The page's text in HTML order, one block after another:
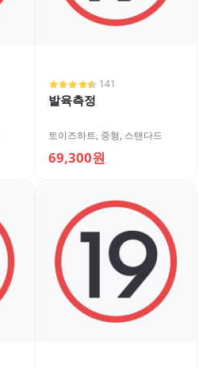
141
발육측정
토이즈하트, 중형, 스탠다드
69,300원